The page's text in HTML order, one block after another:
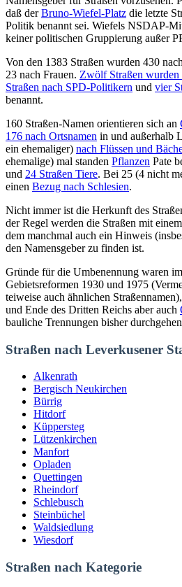
daß derBruno-Wiefel-Platz die letzte
Politik benannt sei. Wiefels NSDAP-
keiner politischen Gruppierung außer
Von den 1383 Straßen wurden 430
23 nach Frauen. Zwölf Straßen
Straßen nach SPD-Politikern und vier
benannt.
160 Straßen-Namen orientieren sich an
176 nach Ortsnamen in und außerhalb
ein ehemaliger) nach Flüssen und
ehemalige) mal standen Pflanzen Pate
und 24 Straßen Tiere. Bei 25 (4 nicht
einen Bezug nach Schlesien.
Nicht immer ist die Herkunft des
der Regel werden die Straßen mit
dem manchmal auch ein Hinweis
den Namensgeber zu finden ist.
Gründe für die Umbenennung waren
Gebietsreformen 1930 und 1975
teiweise auch ähnlichen
und Ende des Dritten Reichs aber auch
bauliche Trennungen bisher
Straßen nach Leverkusener
Alkenrath
Bergisch Neukirchen
Bürrig
Hitdorf
Küppersteg
Lützenkirchen
Manfort
Opladen
Quettingen
Rheindorf
Schlebusch
Steinbüchel
Waldsiedlung
Wiesdorf
Straßen nach Kategorie